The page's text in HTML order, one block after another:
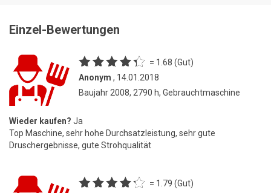
Einzel-Bewertungen
= 1.68 (Gut)
Anonym , 14.01.2018
Baujahr 2008, 2790 h, Gebrauchtmaschine
Wieder kaufen? Ja
Top Maschine, sehr hohe Durchsatzleistung, sehr gute
Druschergebnisse, gute Strohqualität
= 1.79 (Gut)